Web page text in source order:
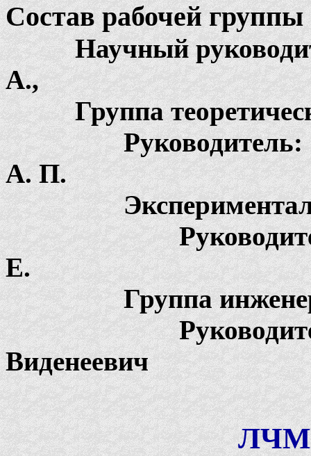
Состав рабочей группы
Научный
А.,
Группа
А. П.
Е.
Группа
Виденеевич
ЛЧМ